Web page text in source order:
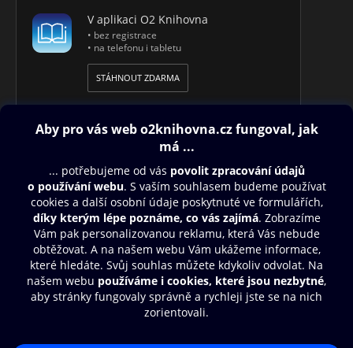
V aplikaci O2 Knihovna
• bez registrace
• na telefonu i tabletu
STÁHNOUT ZDARMA
Obsah ke stažení
Moje O2 Knihovna
Další zábava
© O2 Czech Republic a.s.